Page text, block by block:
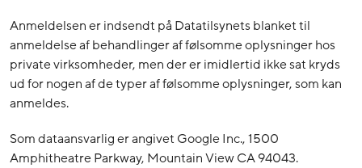
Anmeldelsen er indsendt på Datatilsynets blanket til
anmeldelse af behandlinger af følsomme oplysninger hos
private virksomheder, men der er imidlertid ikke sat kryds
ud for nogen af de typer af følsomme oplysninger, som kan
anmeldes.
Som dataansvarlig er angivet Google Inc., 1500
Amphitheatre Parkway, Mountain View CA 94043.